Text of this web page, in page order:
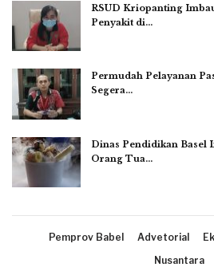
RSUD Kriopanting
Penyakit di…
Permudah Pelayanan
Segera…
Dinas Pendidikan Basel
Orang Tua…
Pemprov Babel Advetorial
Nusantara